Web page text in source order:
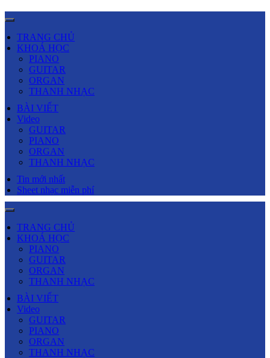
TRANG CHỦ
KHOÁ HỌC
PIANO
GUITAR
ORGAN
THANH NHẠC
BÀI VIẾT
Video
GUITAR
PIANO
ORGAN
THANH NHẠC
Tin mới nhất
Sheet nhạc miễn phí
TRANG CHỦ
KHOÁ HỌC
PIANO
GUITAR
ORGAN
THANH NHẠC
BÀI VIẾT
Video
GUITAR
PIANO
ORGAN
THANH NHẠC